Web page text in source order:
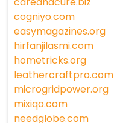
cogniyo.com
easymagazines.org
hirfanjilasmi.com
hometricks.org
leathercraftpro.com
microgridpower.org
mixiqo.com
needglobe.com